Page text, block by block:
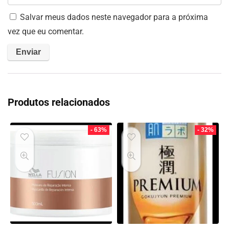
Salvar meus dados neste navegador para a próxima
vez que eu comentar.
Produtos relacionados
- 63% - 32%